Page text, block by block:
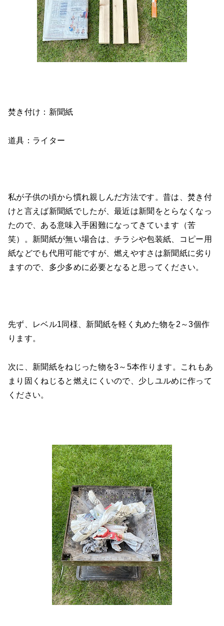
焚き付け：新聞紙
道具：ライター
私が子供の頃から慣れ親しんだ方法です。昔は、焚き付
けと言えば新聞紙でしたが、最近は新聞をとらなくなっ
たので、ある意味入手困難になってきています（苦
笑）。新聞紙が無い場合は、チラシや包装紙、コピー用
紙などでも代用可能ですが、燃えやすさは新聞紙に劣り
ますので、多少多めに必要となると思ってください。
先ず、レベル1同様、新聞紙を軽く丸めた物を2～3個作
ります。
次に、新聞紙をねじった物を3～5本作ります。これもあ
まり固くねじると燃えにくいので、少しユルめに作って
ください。